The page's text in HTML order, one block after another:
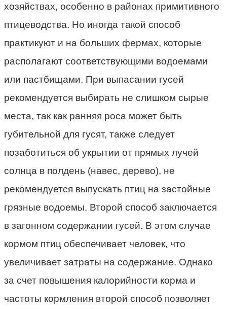
хозяйствах, особенно в районах примитивного
птицеводства. Но иногда такой способ
практикуют и на больших фермах, которые
располагают соответствующими водоемами
или пастбищами. При выпасании гусей
рекомендуется выбирать не слишком сырые
места, так как ранняя роса может быть
губительной для гусят, также следует
позаботиться об укрытии от прямых лучей
солнца в полдень (навес, дерево), не
рекомендуется выпускать птиц на застойные
грязные водоемы. Второй способ заключается
в загонном содержании гусей. В этом случае
кормом птиц обеспечивает человек, что
увеличивает затраты на содержание. Однако
за счет повышения калорийности корма и
частоты кормления второй способ позволяет